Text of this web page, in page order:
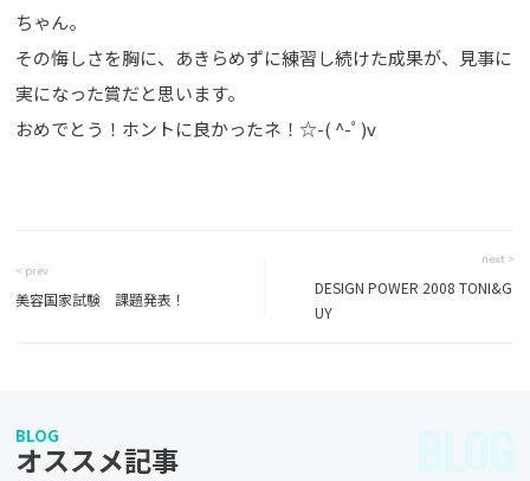
ちゃん。
その悔しさを胸に、あきらめずに練習し続けた成果が、見事に
実になった賞だと思います。
おめでとう！ホントに良かったネ！☆-( ^-ﾟ)v
< prev
美容国家試験 課題発表！
next >
DESIGN POWER 2008 TONI&G
UY
BLOG
オススメ記事